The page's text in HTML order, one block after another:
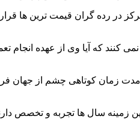
در رده گران قیمت ترین ها
کنند که آیا وی از عهده انجام
زمان کوتاهی چشم از جهان
زمینه سال ها تجربه و تخصص